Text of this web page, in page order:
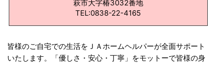
萩市大字椿3032番地
TEL:0838-22-4165
皆様のご自宅での生活をＪＡホームヘルパーが全面サポート
いたします。「優しさ・安心・丁寧」をモットーで皆様の身